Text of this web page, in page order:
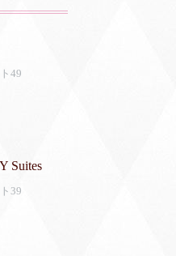
49
Suites
39